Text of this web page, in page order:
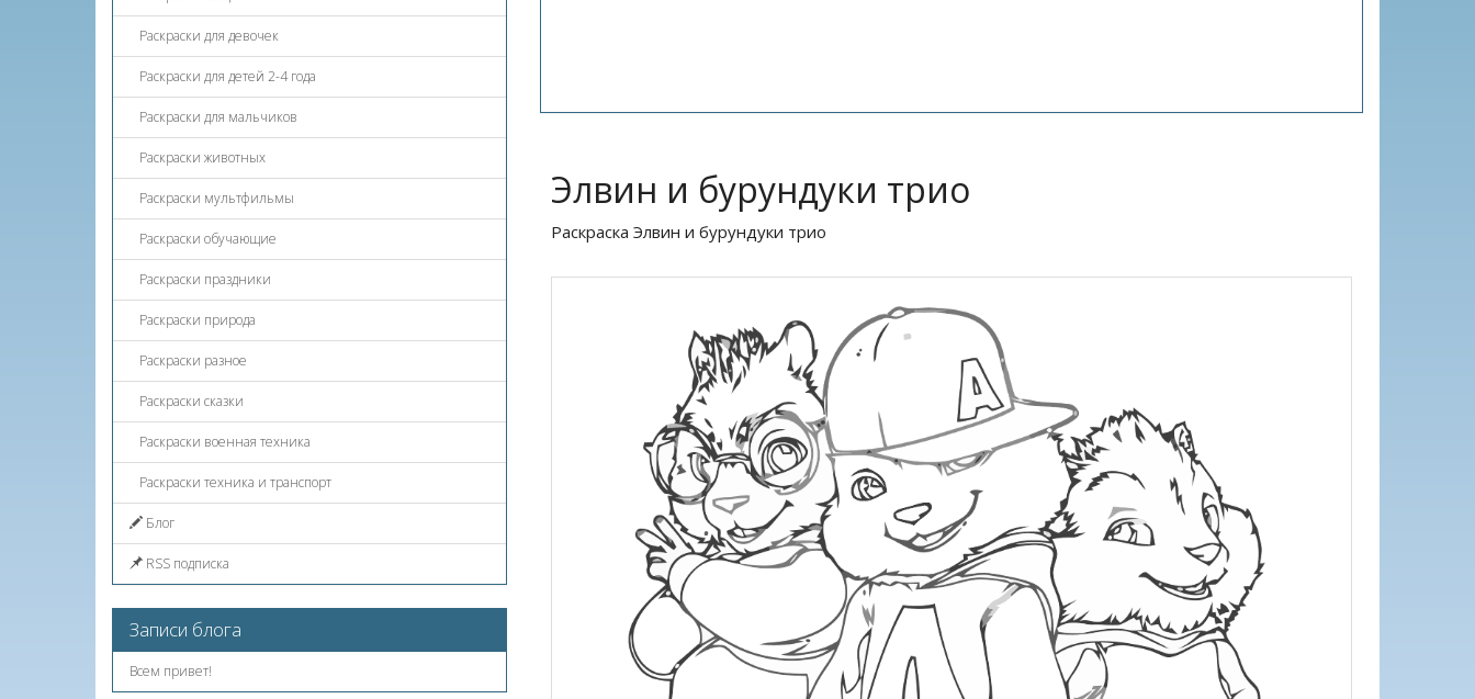
Элвин и бурундуки трио
Раскраска Элвин и бурундуки трио
Раскраски для девочек
Раскраски для детей 2-4 года
Раскраски для мальчиков
Раскраски животных
Раскраски мультфильмы
Раскраски обучающие
Раскраски праздники
Раскраски природа
Раскраски разное
Раскраски сказки
Раскраски военная техника
Раскраски техника и транспорт
Блог
RSS подписка
Записи блога
Всем привет!